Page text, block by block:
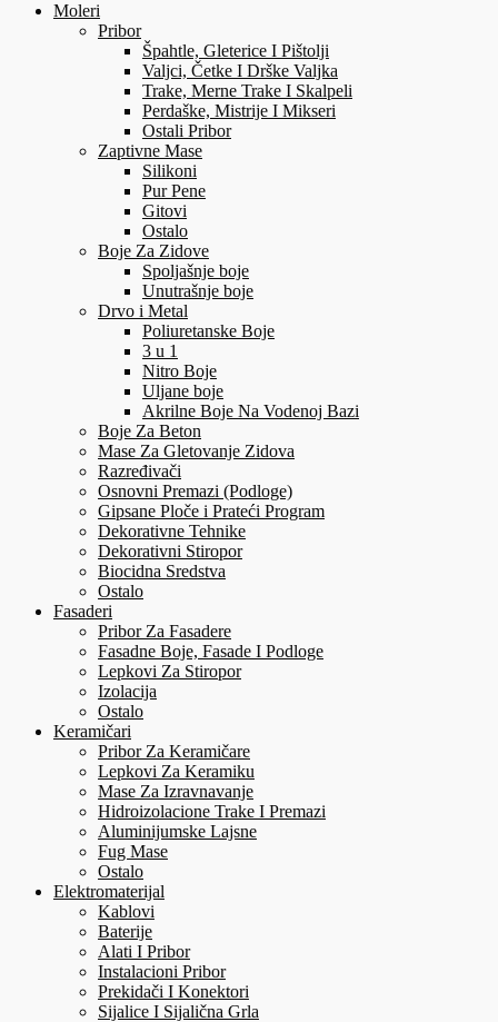
Moleri
Pribor
Špahtle, Gleterice I Pištolji
Valjci, Četke I Drške Valjka
Trake, Merne Trake I Skalpeli
Perdaške, Mistrije I Mikseri
Ostali Pribor
Zaptivne Mase
Silikoni
Pur Pene
Gitovi
Ostalo
Boje Za Zidove
Spoljašnje boje
Unutrašnje boje
Drvo i Metal
Poliuretanske Boje
3 u 1
Nitro Boje
Uljane boje
Akrilne Boje Na Vodenoj Bazi
Boje Za Beton
Mase Za Gletovanje Zidova
Razređivači
Osnovni Premazi (Podloge)
Gipsane Ploče i Prateći Program
Dekorativne Tehnike
Dekorativni Stiropor
Biocidna Sredstva
Ostalo
Fasaderi
Pribor Za Fasadere
Fasadne Boje, Fasade I Podloge
Lepkovi Za Stiropor
Izolacija
Ostalo
Keramičari
Pribor Za Keramičare
Lepkovi Za Keramiku
Mase Za Izravnavanje
Hidroizolacione Trake I Premazi
Aluminijumske Lajsne
Fug Mase
Ostalo
Elektromaterijal
Kablovi
Baterije
Alati I Pribor
Instalacioni Pribor
Prekidači I Konektori
Sijalice I Sijalična Grla